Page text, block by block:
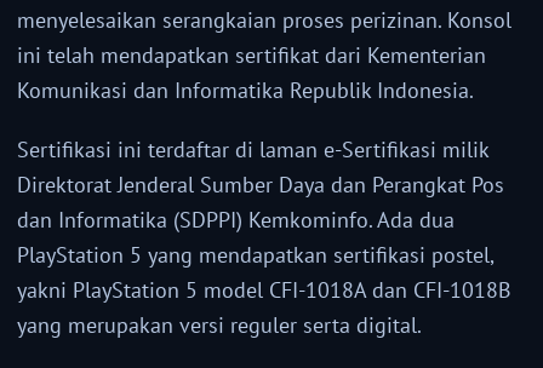
menyelesaikan serangkaian proses perizinan. Konsol
ini telah mendapatkan sertifikat dari Kementerian
Komunikasi dan Informatika Republik Indonesia.
Sertifikasi ini terdaftar di laman e-Sertifikasi milik
Direktorat Jenderal Sumber Daya dan Perangkat Pos
dan Informatika (SDPPI) Kemkominfo. Ada dua
PlayStation 5 yang mendapatkan sertifikasi postel,
yakni PlayStation 5 model CFI-1018A dan CFI-1018B
yang merupakan versi reguler serta digital.